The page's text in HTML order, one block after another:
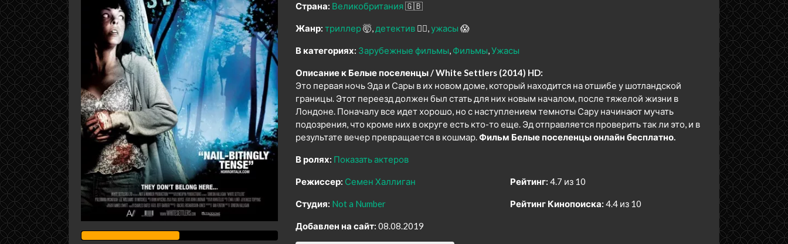
Страна: Великобритания🇬🇧
Жанр: триллер🤯 детектив 🕵️‍♂️ ужасы 😱
В категориях: Зарубежные фильмы Фильмы Ужасы
Описание к Белые поселенцы / White Settlers (2014) HD:
Это первая ночь Эда и Сары в их новом доме, который находится на отшибе у шотландской
границы. Этот переезд должен был стать для них новым началом, после тяжелой жизни в
Лондоне. Поначалу все идет хорошо, но с наступлением темноты Сару начинают мучать
подозрения, что кроме них в округе есть кто-то еще. Эд отправляется проверить так ли это, и в
результате вечер превращается в кошмар.Фильм Белые поселенцы онлайн бесплатно.
В ролях: Показать актеров
Режиссер: Семен Халлиган
Студия: Not a Number
Рейтинг: 4.7 из 10
Рейтинг Кинопоиска: 4.4 из 10
Добавлен на сайт: 08.08.2019